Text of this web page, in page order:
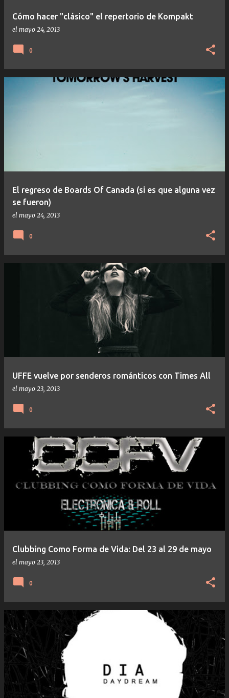
Cómo hacer "clásico" el repertorio de Kompakt
el mayo 24, 2013
0
El regreso de Boards Of Canada (si es que alguna vez
se fueron)
el mayo 24, 2013
0
UFFE vuelve por senderos románticos con Times All
el mayo 23, 2013
0
Clubbing Como Forma de Vida: Del 23 al 29 de mayo
el mayo 23, 2013
0